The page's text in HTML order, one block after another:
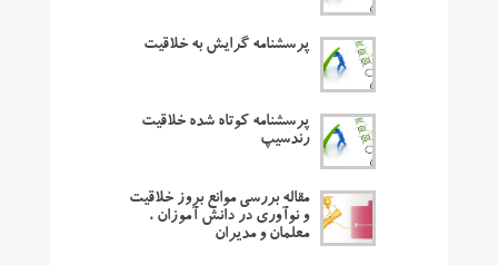
پرسشنامه گرایش به خلاقیت
پرسشنامه کوتاه شده خلاقیت
رندسیپ
مقاله بررسی موانع بروز خلاقیت
و نوآوری در دانش آموزان ،
معلمان و مدیران